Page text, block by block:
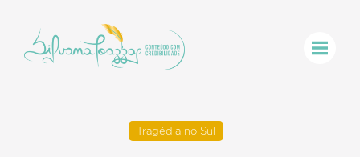
Tragédia no Sul